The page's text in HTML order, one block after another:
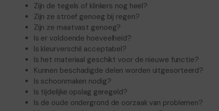
Zijn de tegels of klinkers nog heel?
Zijn ze stroef genoeg bij regen?
Zijn ze maatvast genoeg?
Is er voldoende hoeveelheid?
Is kleurverschil acceptabel?
Is het materiaal geschikt voor de nieuwe functie?
Kunnen beschadigde delen worden uitgesorteerd?
Is schoonmaken nodig?
Is tijdelijke opslag geregeld?
Is de oude ondergrond de oorzaak van problemen?